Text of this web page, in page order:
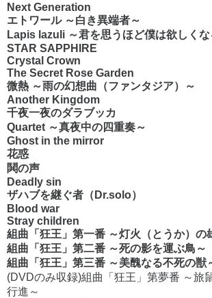
Next Generation
エトワール ～白き異端者～
Lapis lazuli ～君を思うほど僕は欲しくな
STAR SAPPHIRE
Crystal Crown
The Secret Rose Garden
微熱 ～雨の幻想曲（ファンタジア）～
Another Kingdom
千夜一夜のダラブッカ
Quartet ～真夜中の四重奏～
Ghost in the mirror
花惑
鬨の声
Deadly sin
ザハブを継ぐ者（Dr.solo）
Blood war
Stray children
組曲「狂王」第一番 ～灯火（とうか）の
組曲「狂王」第二番 ～死の影を運ぶ鳥～
組曲「狂王」第三番 ～美醜なる不死の獣
(DVDのみ収録)組曲「狂王」第夢番 ～旅
行進～